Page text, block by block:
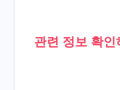
관련 정보 확인